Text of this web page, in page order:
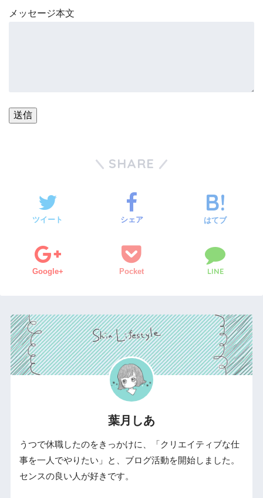
メッセージ本文
SHARE
ツイート シェア はてブ
Google+ Pocket LINE
葉月しあ
うつで休職したのをきっかけに、「クリエイティブな仕
事を一人でやりたい」と、ブログ活動を開始しました。
センスの良い人が好きです。